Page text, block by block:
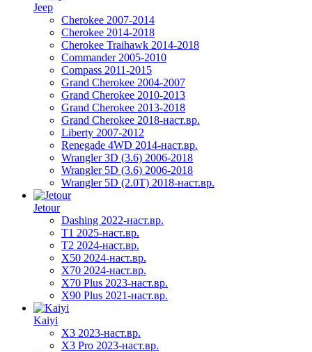
Jeep
Cherokee 2007-2014
Cherokee 2014-2018
Cherokee Traihawk 2014-2018
Commander 2005-2010
Compass 2011-2015
Grand Cherokee 2004-2007
Grand Cherokee 2010-2013
Grand Cherokee 2013-2018
Grand Cherokee 2018-наст.вр.
Liberty 2007-2012
Renegade 4WD 2014-наст.вр.
Wrangler 3D (3.6) 2006-2018
Wrangler 5D (3.6) 2006-2018
Wrangler 5D (2.0T) 2018-наст.вр.
Jetour
Dashing 2022-наст.вр.
T1 2025-наст.вр.
T2 2024-наст.вр.
X50 2024-наст.вр.
X70 2024-наст.вр.
X70 Plus 2023-наст.вр.
X90 Plus 2021-наст.вр.
Kaiyi
X3 2023-наст.вр.
X3 Pro 2023-наст.вр.